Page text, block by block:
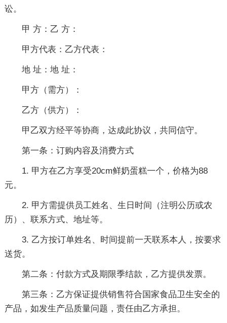
讼。
甲 方：乙 方：
甲方代表：乙方代表：
地 址：地 址：
甲方（需方）：
乙方（供方）：
甲乙双方经平等协商，达成此协议，共同信守。
第一条：订购内容及消费方式
1. 甲方在乙方享受20cm鲜奶蛋糕一个，价格为88
元。
2. 甲方需提供员工姓名、生日时间（注明公历或农
历）、联系方式、地址等。
3. 乙方按订单姓名、时间提前一天联系本人，按要求
送货。
第二条：付款方式及期限季结款，乙方提供发票。
第三条：乙方保证提供销售符合国家食品卫生安全的
产品，如发生产品质量问题，责任由乙方承担。